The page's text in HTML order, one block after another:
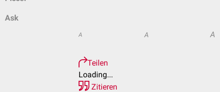
Ask
A A A
Teilen
Loading...
Zitieren